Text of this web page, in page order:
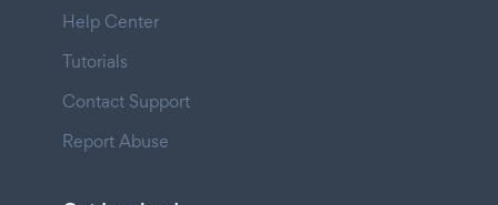
Help Center
Tutorials
Contact Support
Report Abuse